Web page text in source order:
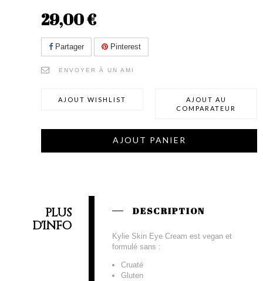
29,00 €
Partager Pinterest
ENVOYER À UN AMI
AJOUT WISHLIST
AJOUT AU
COMPARATEUR
AJOUT PANIER
PLUS
D'INFO
DESCRIPTION
Kylie Skin Eye Cream est vegan et
formulé sans :
Cruaté
Gluten